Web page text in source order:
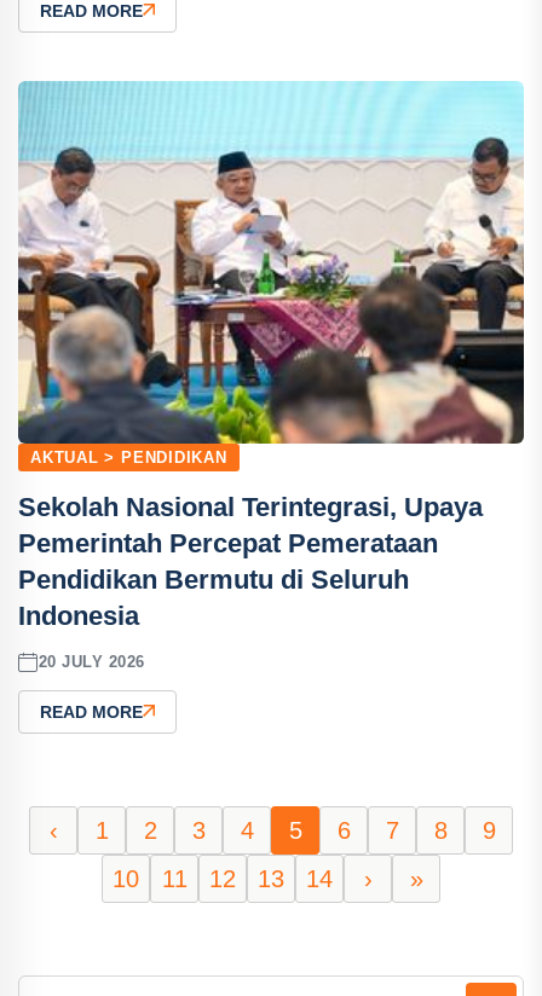
READ MORE
AKTUAL > PENDIDIKAN
Sekolah Nasional Terintegrasi, Upaya
Pemerintah Percepat Pemerataan
Pendidikan Bermutu di Seluruh
Indonesia
20 JULY 2026
READ MORE
‹ 1 2 3 4 5 6 7 8
9
10
11 12 13 14 › »